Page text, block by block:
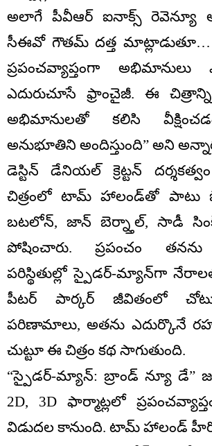
అలాగే పీవీఆర్ ఐనాక్స్ రెవెన్యూ
సీఈవో గౌతమ్ దత్త మాట్లాడుతూ…
ప్రపంచవ్యాప్తంగా అభిమానులు
ఎదురుచూసే ఫ్రాంచైజీ. ఈ
అభిమానులతో కలిసి
అనుభూతిని అందిస్తుంది” అని
డెస్టిన్ డేనియల్ క్రెట్టన్
చిత్రంలో టామ్ హాలండ్‌తో పాటు
బటలోన్, జాన్ బెర్న్తాల్, సాడీ
పోషించారు. ప్రపంచం
పరిస్థితుల్లో స్పైడర్-మ్యాన్‌గా
పీటర్ పార్కర్ జీవితంలో
పరిణామాలు, అతను ఎదుర్కొనే
చుట్టూ ఈ చిత్రం కథ సాగుతుంది.
“స్పైడర్-మ్యాన్: బ్రాండ్ న్యూ డే”
2D, 3D ఫార్మాట్లలో
విడుదల కానుంది. టామ్ హాలండ్